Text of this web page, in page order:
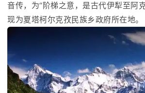
音传，为“阶梯之意，是古代伊犁至阿
现为夏塔柯尔克孜民族乡政府所在地。